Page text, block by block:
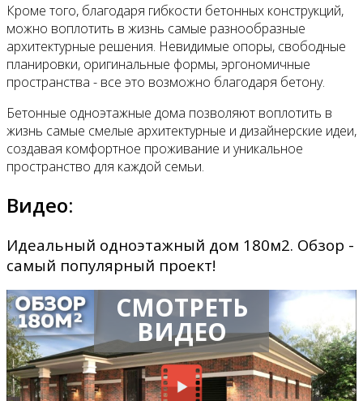
Кроме того, благодаря гибкости бетонных конструкций,
можно воплотить в жизнь самые разнообразные
архитектурные решения. Невидимые опоры, свободные
планировки, оригинальные формы, эргономичные
пространства - все это возможно благодаря бетону.
Бетонные одноэтажные дома позволяют воплотить в
жизнь самые смелые архитектурные и дизайнерские идеи,
создавая комфортное проживание и уникальное
пространство для каждой семьи.
Видео:
Идеальный одноэтажный дом 180м2. Обзор -
самый популярный проект!
СМОТРЕТЬ
ВИДЕО